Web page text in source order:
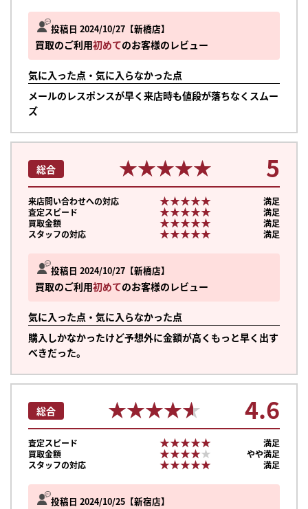
投稿日 2024/10/27 新橋店
買取のご利用初めてのお客様のレビュー
気に入った点・気に入らなかった点
メールのレスポンスが早く来店時も値段が落ちなくスムー
ズ
投稿日 2024/10/27 新橋店
買取のご利用初めてのお客様のレビュー
気に入った点・気に入らなかった点
購入しかなかったけど予想外に金額が高くもっと早く出す
べきだった。
総合 ★★★★★
★★★★★ 5
来店問い合わせへの対応 ★★★★★
★★★★★
満足
査定スピード
★★★★★
★★★★★
満足
買取金額
★★★★★
★★★★★
満足
スタッフの対応
★★★★★
★★★★★ 満足
投稿日 2024/10/25 新宿店
総合 ★★★★★
★★★★★ 4.6
査定スピード ★★★★★
★★★★★
満足
買取金額
★★★★★
★★★★★
やや満足
スタッフの対応
★★★★★
★★★★★ 満足